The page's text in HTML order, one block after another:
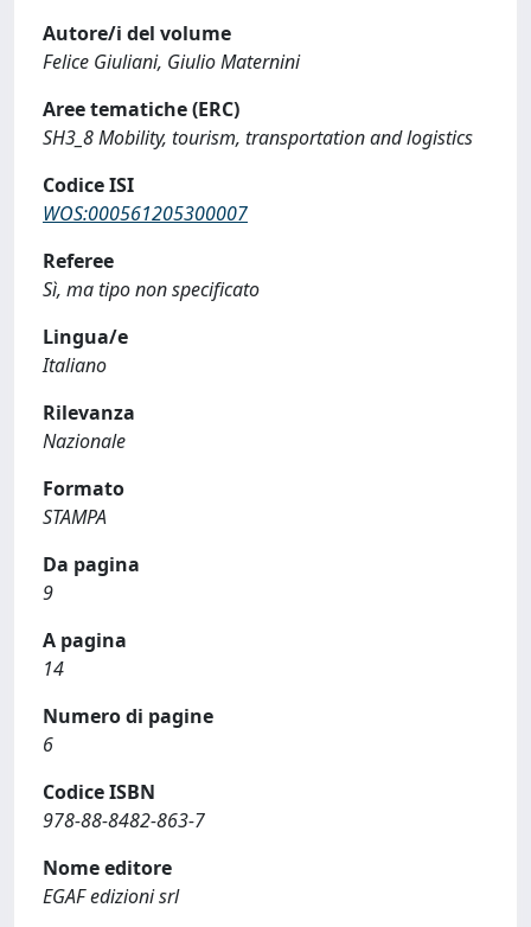
Autore/i del volume
Felice Giuliani, Giulio Maternini
Aree tematiche (ERC)
SH3_8 Mobility, tourism, transportation and logistics
Codice ISI
WOS:000561205300007
Referee
Sì, ma tipo non specificato
Lingua/e
Italiano
Rilevanza
Nazionale
Formato
STAMPA
Da pagina
9
A pagina
14
Numero di pagine
6
Codice ISBN
978-88-8482-863-7
Nome editore
EGAF edizioni srl